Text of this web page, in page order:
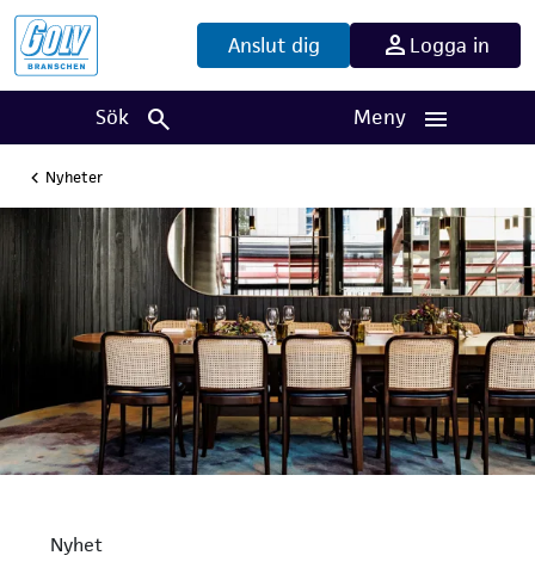
Anslut dig Logga in
Sök Meny
Nyheter
Nyhet